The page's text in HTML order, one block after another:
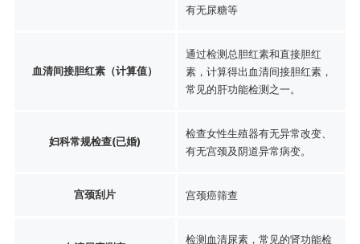
有无尿糖等
血清间接胆红素（计算值）
通过检测总胆红素和直接胆红
素，计算得出血清间接胆红素，
常见的肝功能检测之一。
妇科常规检查(已婚)
检查女性生殖器有无异常改变、
有无宫颈及阴道异常病变。
宫颈刮片 宫颈癌筛查
检测血清尿素，常见的肾功能检